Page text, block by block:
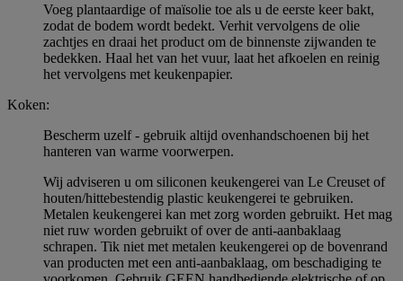
Voeg plantaardige of maïsolie toe als u de eerste keer bakt,
zodat de bodem wordt bedekt. Verhit vervolgens de olie
zachtjes en draai het product om de binnenste zijwanden te
bedekken. Haal het van het vuur, laat het afkoelen en reinig
het vervolgens met keukenpapier.
Koken:
Bescherm uzelf - gebruik altijd ovenhandschoenen bij het
hanteren van warme voorwerpen.
Wij adviseren u om siliconen keukengerei van Le Creuset of
houten/hittebestendig plastic keukengerei te gebruiken.
Metalen keukengerei kan met zorg worden gebruikt. Het mag
niet ruw worden gebruikt of over de anti-aanbaklaag
schrapen. Tik niet met metalen keukengerei op de bovenrand
van producten met een anti-aanbaklaag, om beschadiging te